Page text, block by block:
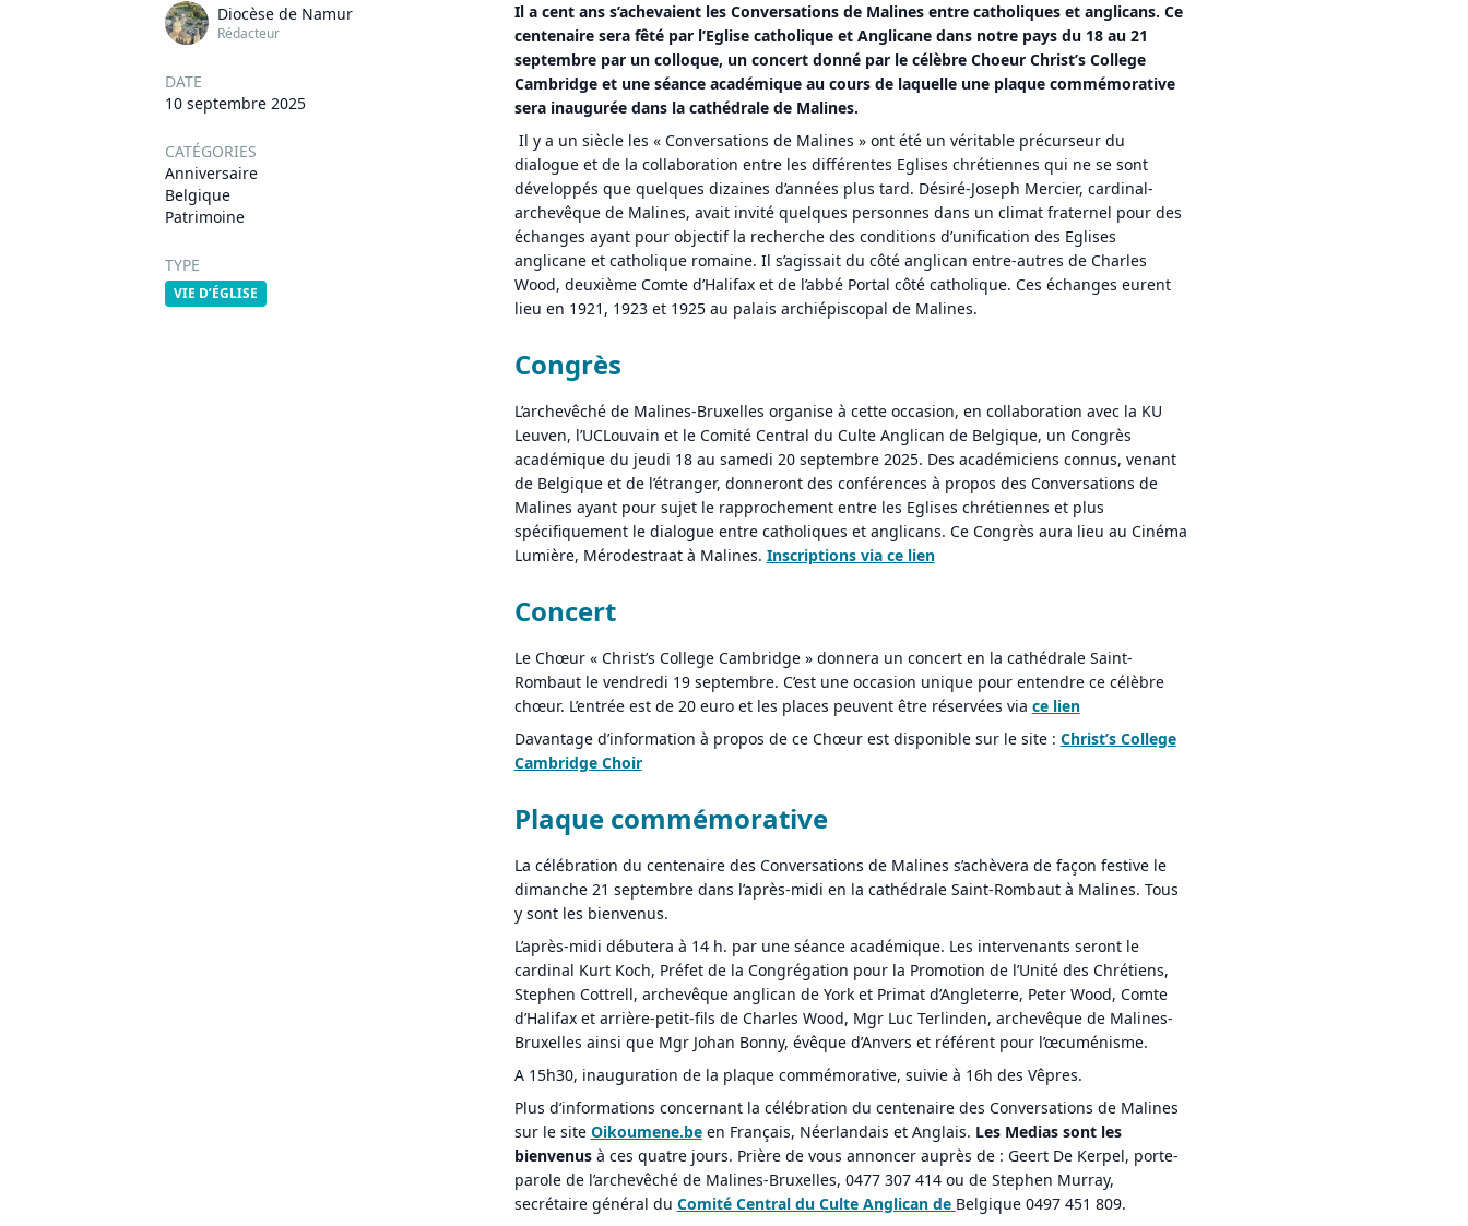
Diocèse de Namur
Rédacteur
DATE
10 septembre 2025
CATÉGORIES
Anniversaire
Belgique
Patrimoine
TYPE
VIE D’ÉGLISE
Il a cent ans s’achevaient les Conversations de Malines entre catholiques et anglicans. Ce
centenaire sera fêté par l’Eglise catholique et Anglicane dans notre pays du 18 au 21
septembre par un colloque, un concert donné par le célèbre Choeur Christ’s College
Cambridge et une séance académique au cours de laquelle une plaque commémorative
sera inaugurée dans la cathédrale de Malines.
Il y a un siècle les « Conversations de Malines » ont été un véritable précurseur du
dialogue et de la collaboration entre les différentes Eglises chrétiennes qui ne se sont
développés que quelques dizaines d’années plus tard. Désiré-Joseph Mercier, cardinal-
archevêque de Malines, avait invité quelques personnes dans un climat fraternel pour des
échanges ayant pour objectif la recherche des conditions d’unification des Eglises
anglicane et catholique romaine. Il s’agissait du côté anglican entre-autres de Charles
Wood, deuxième Comte d’Halifax et de l’abbé Portal côté catholique. Ces échanges eurent
lieu en 1921, 1923 et 1925 au palais archiépiscopal de Malines.
Congrès
L’archevêché de Malines-Bruxelles organise à cette occasion, en collaboration avec la KU
Leuven, l’UCLouvain et le Comité Central du Culte Anglican de Belgique, un Congrès
académique du jeudi 18 au samedi 20 septembre 2025. Des académiciens connus, venant
de Belgique et de l’étranger, donneront des conférences à propos des Conversations de
Malines ayant pour sujet le rapprochement entre les Eglises chrétiennes et plus
spécifiquement le dialogue entre catholiques et anglicans. Ce Congrès aura lieu au Cinéma
Lumière, Mérodestraat à Malines. Inscriptions via ce lien
Concert
Le Chœur « Christ’s College Cambridge » donnera un concert en la cathédrale Saint-
Rombaut le vendredi 19 septembre. C’est une occasion unique pour entendre ce célèbre
chœur. L’entrée est de 20 euro et les places peuvent être réservées via ce lien
Davantage d’information à propos de ce Chœur est disponible sur le site : Christ’s College
Cambridge Choir
Plaque commémorative
La célébration du centenaire des Conversations de Malines s’achèvera de façon festive le
dimanche 21 septembre dans l’après-midi en la cathédrale Saint-Rombaut à Malines. Tous
y sont les bienvenus.
L’après-midi débutera à 14 h. par une séance académique. Les intervenants seront le
cardinal Kurt Koch, Préfet de la Congrégation pour la Promotion de l’Unité des Chrétiens,
Stephen Cottrell, archevêque anglican de York et Primat d’Angleterre, Peter Wood, Comte
d’Halifax et arrière-petit-fils de Charles Wood, Mgr Luc Terlinden, archevêque de Malines-
Bruxelles ainsi que Mgr Johan Bonny, évêque d’Anvers et référent pour l’œcuménisme.
A 15h30, inauguration de la plaque commémorative, suivie à 16h des Vêpres.
Plus d’informations concernant la célébration du centenaire des Conversations de Malines
sur le site Oikoumene.been Français, Néerlandais et Anglais. Les Medias sont les
bienvenus à ces quatre jours. Prière de vous annoncer auprès de : Geert De Kerpel, porte-
parole de l’archevêché de Malines-Bruxelles, 0477 307 414 ou de Stephen Murray,
secrétaire général du Comité Central du Culte Anglican de Belgique 0497 451 809.